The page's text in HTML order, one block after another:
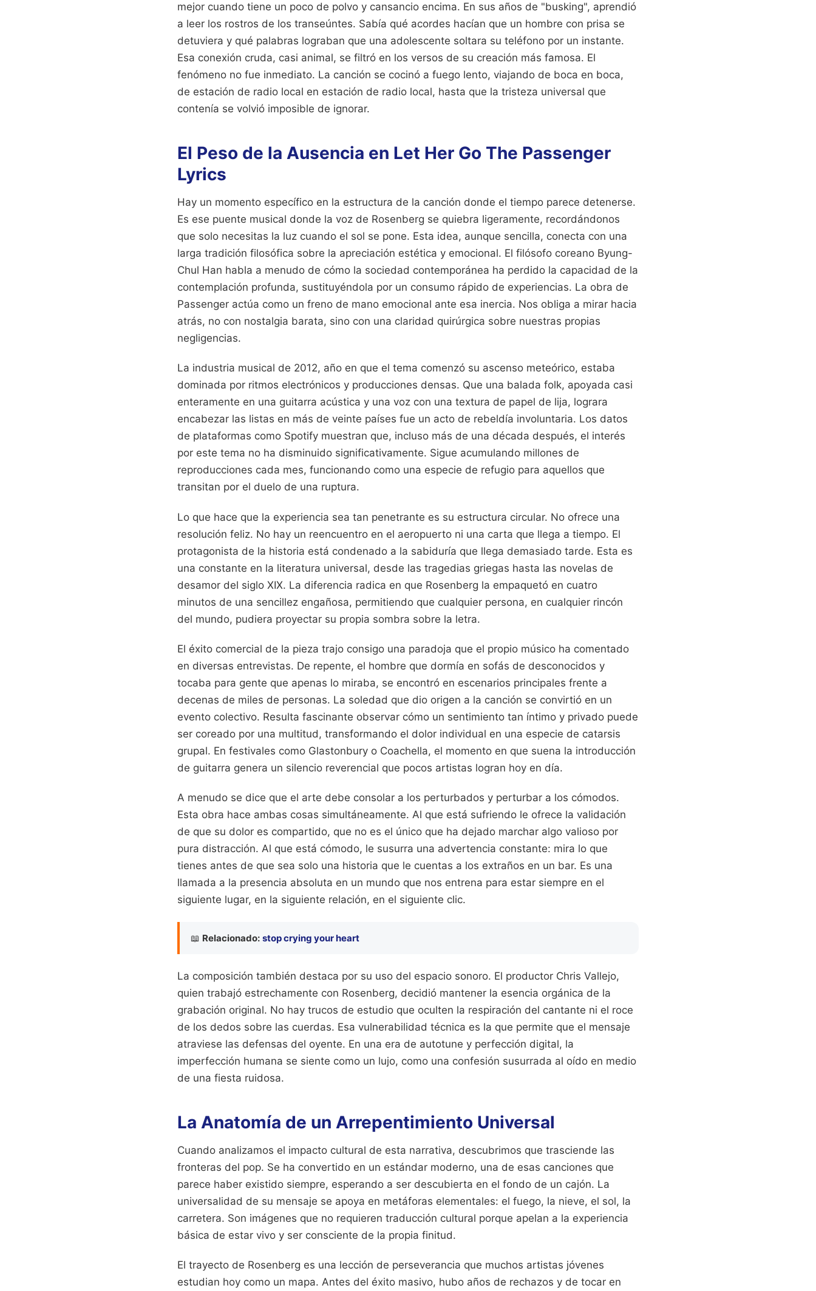
mejor cuando tiene un poco de polvo y cansancio encima. En sus años de "busking", aprendió
a leer los rostros de los transeúntes. Sabía qué acordes hacían que un hombre con prisa se
detuviera y qué palabras lograban que una adolescente soltara su teléfono por un instante.
Esa conexión cruda, casi animal, se filtró en los versos de su creación más famosa. El
fenómeno no fue inmediato. La canción se cocinó a fuego lento, viajando de boca en boca,
de estación de radio local en estación de radio local, hasta que la tristeza universal que
contenía se volvió imposible de ignorar.
El Peso de la Ausencia en Let Her Go The Passenger
Lyrics
Hay un momento específico en la estructura de la canción donde el tiempo parece detenerse.
Es ese puente musical donde la voz de Rosenberg se quiebra ligeramente, recordándonos
que solo necesitas la luz cuando el sol se pone. Esta idea, aunque sencilla, conecta con una
larga tradición filosófica sobre la apreciación estética y emocional. El filósofo coreano Byung-
Chul Han habla a menudo de cómo la sociedad contemporánea ha perdido la capacidad de la
contemplación profunda, sustituyéndola por un consumo rápido de experiencias. La obra de
Passenger actúa como un freno de mano emocional ante esa inercia. Nos obliga a mirar hacia
atrás, no con nostalgia barata, sino con una claridad quirúrgica sobre nuestras propias
negligencias.
La industria musical de 2012, año en que el tema comenzó su ascenso meteórico, estaba
dominada por ritmos electrónicos y producciones densas. Que una balada folk, apoyada casi
enteramente en una guitarra acústica y una voz con una textura de papel de lija, lograra
encabezar las listas en más de veinte países fue un acto de rebeldía involuntaria. Los datos
de plataformas como Spotify muestran que, incluso más de una década después, el interés
por este tema no ha disminuido significativamente. Sigue acumulando millones de
reproducciones cada mes, funcionando como una especie de refugio para aquellos que
transitan por el duelo de una ruptura.
Lo que hace que la experiencia sea tan penetrante es su estructura circular. No ofrece una
resolución feliz. No hay un reencuentro en el aeropuerto ni una carta que llega a tiempo. El
protagonista de la historia está condenado a la sabiduría que llega demasiado tarde. Esta es
una constante en la literatura universal, desde las tragedias griegas hasta las novelas de
desamor del siglo XIX. La diferencia radica en que Rosenberg la empaquetó en cuatro
minutos de una sencillez engañosa, permitiendo que cualquier persona, en cualquier rincón
del mundo, pudiera proyectar su propia sombra sobre la letra.
El éxito comercial de la pieza trajo consigo una paradoja que el propio músico ha comentado
en diversas entrevistas. De repente, el hombre que dormía en sofás de desconocidos y
tocaba para gente que apenas lo miraba, se encontró en escenarios principales frente a
decenas de miles de personas. La soledad que dio origen a la canción se convirtió en un
evento colectivo. Resulta fascinante observar cómo un sentimiento tan íntimo y privado puede
ser coreado por una multitud, transformando el dolor individual en una especie de catarsis
grupal. En festivales como Glastonbury o Coachella, el momento en que suena la introducción
de guitarra genera un silencio reverencial que pocos artistas logran hoy en día.
A menudo se dice que el arte debe consolar a los perturbados y perturbar a los cómodos.
Esta obra hace ambas cosas simultáneamente. Al que está sufriendo le ofrece la validación
de que su dolor es compartido, que no es el único que ha dejado marchar algo valioso por
pura distracción. Al que está cómodo, le susurra una advertencia constante: mira lo que
tienes antes de que sea solo una historia que le cuentas a los extraños en un bar. Es una
llamada a la presencia absoluta en un mundo que nos entrena para estar siempre en el
siguiente lugar, en la siguiente relación, en el siguiente clic.
📖 Relacionado: stop crying your heart
La composición también destaca por su uso del espacio sonoro. El productor Chris Vallejo,
quien trabajó estrechamente con Rosenberg, decidió mantener la esencia orgánica de la
grabación original. No hay trucos de estudio que oculten la respiración del cantante ni el roce
de los dedos sobre las cuerdas. Esa vulnerabilidad técnica es la que permite que el mensaje
atraviese las defensas del oyente. En una era de autotune y perfección digital, la
imperfección humana se siente como un lujo, como una confesión susurrada al oído en medio
de una fiesta ruidosa.
La Anatomía de un Arrepentimiento Universal
Cuando analizamos el impacto cultural de esta narrativa, descubrimos que trasciende las
fronteras del pop. Se ha convertido en un estándar moderno, una de esas canciones que
parece haber existido siempre, esperando a ser descubierta en el fondo de un cajón. La
universalidad de su mensaje se apoya en metáforas elementales: el fuego, la nieve, el sol, la
carretera. Son imágenes que no requieren traducción cultural porque apelan a la experiencia
básica de estar vivo y ser consciente de la propia finitud.
El trayecto de Rosenberg es una lección de perseverancia que muchos artistas jóvenes
estudian hoy como un mapa. Antes del éxito masivo, hubo años de rechazos y de tocar en